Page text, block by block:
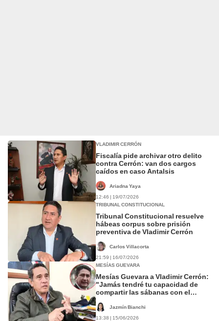
VLADIMIR CERRÓN
Fiscalía pide archivar otro delito
contra Cerrón: van dos cargos
caídos en caso Antalsis
Ariadna Yaya
12:46 | 19/07/2026
TRIBUNAL CONSTITUCIONAL
Tribunal Constitucional resuelve
hábeas corpus sobre prisión
preventiva de Vladimir Cerrón
Carlos Villacorta
21:59 | 16/07/2026
MESÍAS GUEVARA
Mesías Guevara a Vladimir Cerrón:
"Jamás tendré tu capacidad de
compartir las sábanas con el
Jazmín Bianchi
13:38 | 15/06/2026